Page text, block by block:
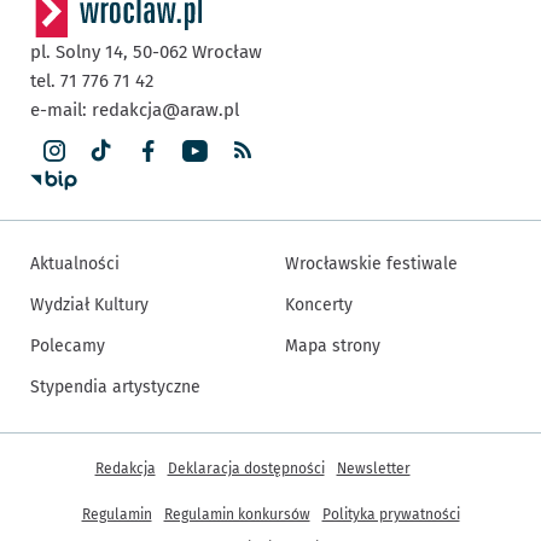
pl. Solny 14, 50-062 Wrocław
tel. 71 776 71 42
e-mail: redakcja@araw.pl
Aktualności
Wydział Kultury
Polecamy
Stypendia artystyczne
Wrocławskie festiwale
Koncerty
Mapa strony
Inne informacje
Redakcja Deklaracja dostępności Newsletter
Regulamin Regulamin konkursów
Polityka prywatności